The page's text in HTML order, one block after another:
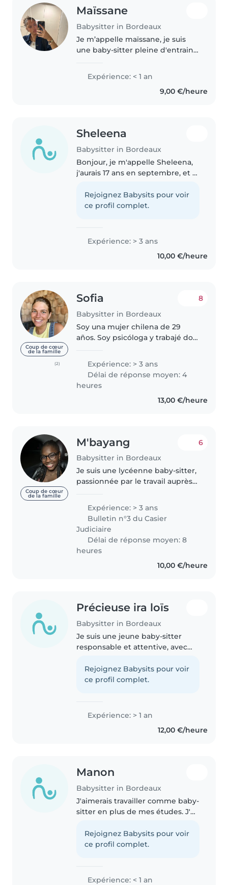
Maïssane
Babysitter in Bordeaux
Je m’appelle maïssane, je suis
une baby-sitter pleine d'entrain
garder vos enfants d'âge
préscolaire et élémentaire. Bien
que jeune, je possède de
Expérience: < 1 an
9,00 €/heure
Sheleena
Babysitter in Bordeaux
Bonjour, je m'appelle Sheleena,
j'aurais 17 ans en septembre, et je
J'aimerais plus tard travailler
dans le droit. Je fais
Rejoignez Babysits pour voir
ce profil complet.
Expérience: > 3 ans
10,00 €/heure
Coup de cœur
de la famille
(2)
Sofia
Babysitter in Bordeaux
8
Soy una mujer chilena de 29
años. Soy psicóloga y trabajé dos
muy de cerca con todo tipo de
niños, incluyendo con
necesidades..
Expérience: > 3 ans
Délai de réponse moyen: 4
heures
13,00 €/heure
Coup de cœur
de la famille
M'bayang
Babysitter in Bordeaux
6
Je suis une lycéenne baby-sitter,
passionnée par le travail auprès
d'expérience auprès des tout-
petits, des enfants d'âge
préscolaire, primaire et même
Expérience: > 3 ans
Bulletin n°3 du Casier
Judiciaire
Délai de réponse moyen: 8
heures
10,00 €/heure
Précieuse ira loïs
Babysitter in Bordeaux
Je suis une jeune baby-sitter
responsable et attentive, avec
garde d'enfants, notamment
auprès de tout-petits, d'enfants
Rejoignez Babysits pour voir
ce profil complet.
Expérience: > 1 an
12,00 €/heure
Manon
Babysitter in Bordeaux
J'aimerais travailler comme baby-
sitter en plus de mes études. J'ai
mes petits frères/sœurs ou
même d'autres enfants. En plus
Rejoignez Babysits pour voir
ce profil complet.
Expérience: < 1 an